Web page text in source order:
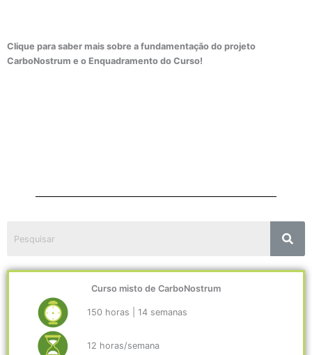
Clique para saber mais sobre a fundamentação do projeto
CarboNostrum e o Enquadramento do Curso!
Curso misto de CarboNostrum
150 horas | 14 semanas
12 horas/semana